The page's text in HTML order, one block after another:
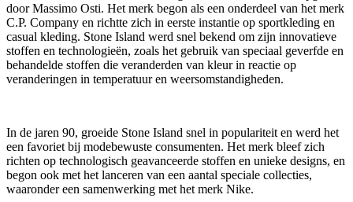
door Massimo Osti. Het merk begon als een onderdeel van het merk
C.P. Company en richtte zich in eerste instantie op sportkleding en
casual kleding. Stone Island werd snel bekend om zijn innovatieve
stoffen en technologieën, zoals het gebruik van speciaal geverfde en
behandelde stoffen die veranderden van kleur in reactie op
veranderingen in temperatuur en weersomstandigheden.
In de jaren 90, groeide Stone Island snel in populariteit en werd het
een favoriet bij modebewuste consumenten. Het merk bleef zich
richten op technologisch geavanceerde stoffen en unieke designs, en
begon ook met het lanceren van een aantal speciale collecties,
waaronder een samenwerking met het merk Nike.